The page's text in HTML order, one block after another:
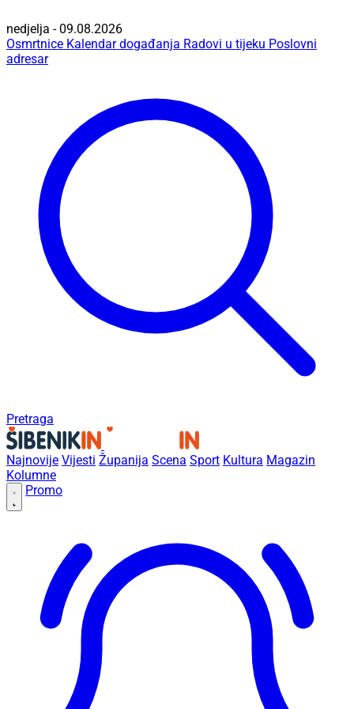
nedjelja - 09.08.2026
Osmrtnice Kalendar događanja Radovi u tijeku Poslovni
adresar
Pretraga
Najnovije Vijesti Županija Scena Sport Kultura Magazin
Kolumne
Promo